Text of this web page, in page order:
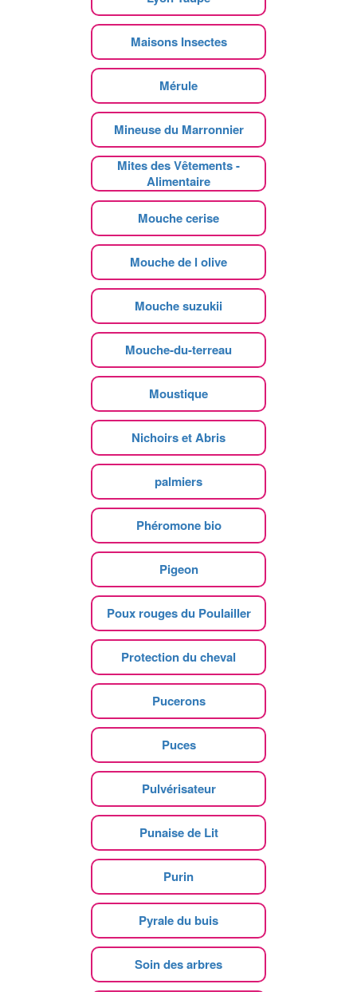
Maisons Insectes
Mérule
Mineuse du Marronnier
Mites des Vêtements -
Alimentaire
Mouche cerise
Mouche de l olive
Mouche suzukii
Mouche-du-terreau
Moustique
Nichoirs et Abris
palmiers
Phéromone bio
Pigeon
Poux rouges du Poulailler
Protection du cheval
Pucerons
Puces
Pulvérisateur
Punaise de Lit
Purin
Pyrale du buis
Soin des arbres